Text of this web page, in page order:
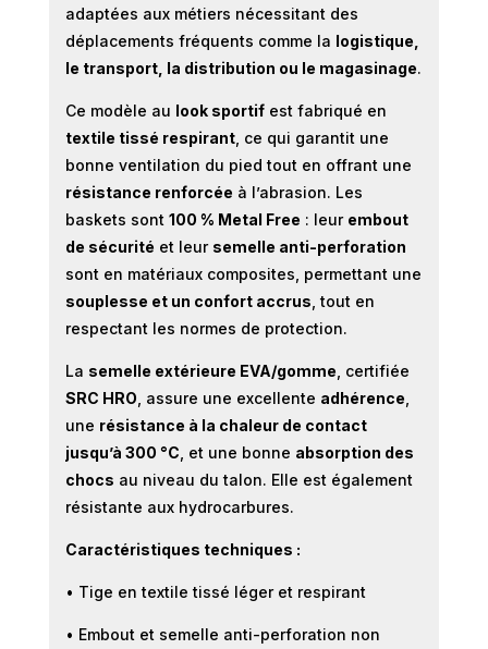
adaptées aux métiers nécessitant des
déplacements fréquents comme la logistique,
le transport, la distribution ou le magasinage.
Ce modèle au look sportifest fabriqué en
textile tissé respirant, ce qui garantit une
bonne ventilation du pied tout en offrant une
résistance renforcée à l’abrasion. Les
baskets sont 100 % Metal Free : leur embout
de sécurité et leur semelle anti-perforation
sont en matériaux composites, permettant une
souplesse et un confort accrus , tout en
respectant les normes de protection.
La semelle extérieure EVA/gomme , certifiée
SRC HRO , assure une excellente adhérence
une résistance à la chaleur de contact
jusqu’à 300 °C , et une bonne absorption des
chocs au niveau du talon. Elle est également
résistante aux hydrocarbures.
Caractéristiques techniques :
• Tige en textile tissé léger et respirant
• Embout et semelle anti-perforation non